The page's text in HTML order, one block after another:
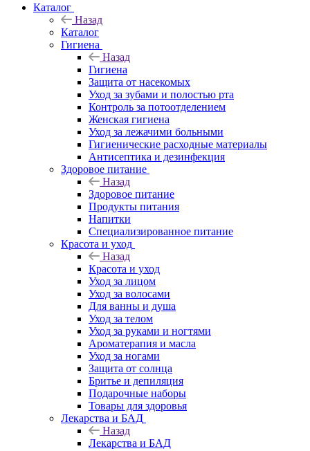
Каталог
Назад
Каталог
Гигиена
Назад
Гигиена
Защита от насекомых
Уход за зубами и полостью рта
Контроль за потоотделением
Женская гигиена
Уход за лежачими больными
Гигиенические расходные материалы
Антисептика и дезинфекция
Здоровое питание
Назад
Здоровое питание
Продукты питания
Напитки
Специализированное питание
Красота и уход
Назад
Красота и уход
Уход за лицом
Уход за волосами
Для ванны и душа
Уход за телом
Уход за руками и ногтями
Ароматерапия и масла
Уход за ногами
Защита от солнца
Бритье и депиляция
Подарочные наборы
Товары для здоровья
Лекарства и БАД
Назад
Лекарства и БАД